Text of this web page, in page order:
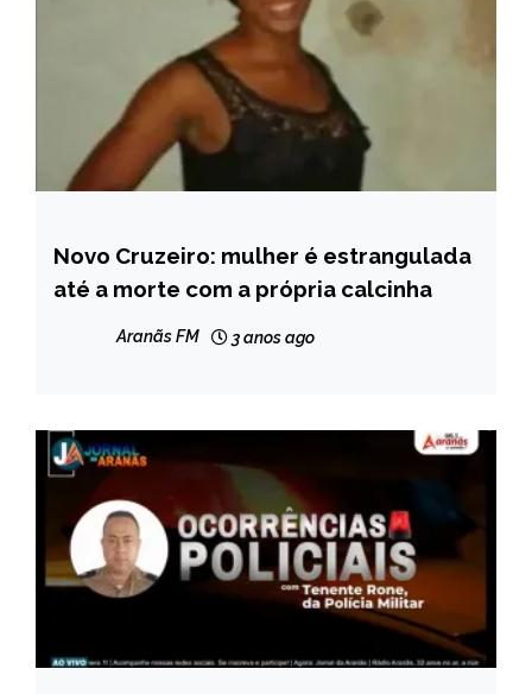
CAPELINHA
MINAS
Novo Cruzeiro: mulher é estrangulada
até a morte com a própria calcinha
Aranãs FM 3 anos ago